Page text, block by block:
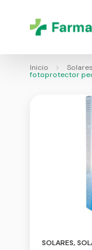
Inicio Solares
fotoprotector
SOLARES,